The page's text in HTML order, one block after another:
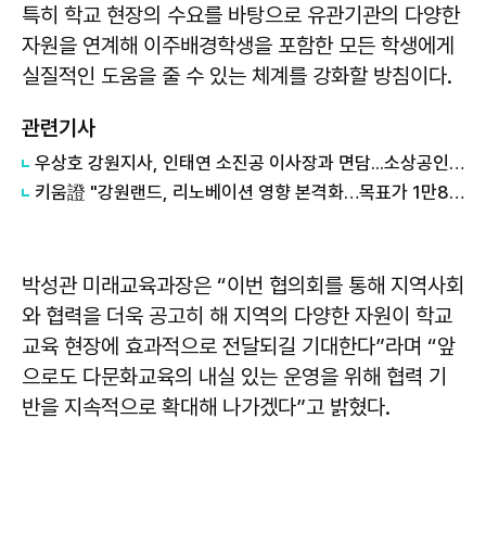
특히 학교 현장의 수요를 바탕으로 유관기관의 다양한
자원을 연계해 이주배경학생을 포함한 모든 학생에게
실질적인 도움을 줄 수 있는 체계를 강화할 방침이다.
관련기사
우상호 강원지사, 인태연 소진공 이사장과 면담...소상공인·전통시장 지원 협력체계 구축
키움證 "강원랜드, 리노베이션 영향 본격화…목표가 1만8000원 하향"
박성관미래교육과장은 “이번 협의회를 통해 지역사회
와 협력을 더욱 공고히 해 지역의 다양한 자원이 학교
교육 현장에 효과적으로 전달되길 기대한다”라며 “앞
으로도 다문화교육의 내실 있는 운영을 위해 협력 기
반을 지속적으로 확대해 나가겠다”고 밝혔다.